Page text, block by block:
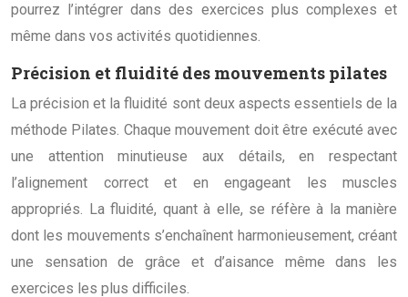
pourrez l’intégrer dans des exercices plus complexes et
même dans vos activités quotidiennes.
Précision et fluidité des mouvements pilates
La précision et la fluidité sont deux aspects essentiels de la
méthode Pilates. Chaque mouvement doit être exécuté avec
une attention minutieuse aux détails, en respectant
l’alignement correct et en engageant les muscles
appropriés. La fluidité, quant à elle, se réfère à la manière
dont les mouvements s’enchaînent harmonieusement, créant
une sensation de grâce et d’aisance même dans les
exercices les plus difficiles.